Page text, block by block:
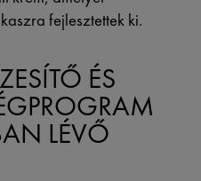
fejlesztettek ki.
ÉS
LÉVŐ